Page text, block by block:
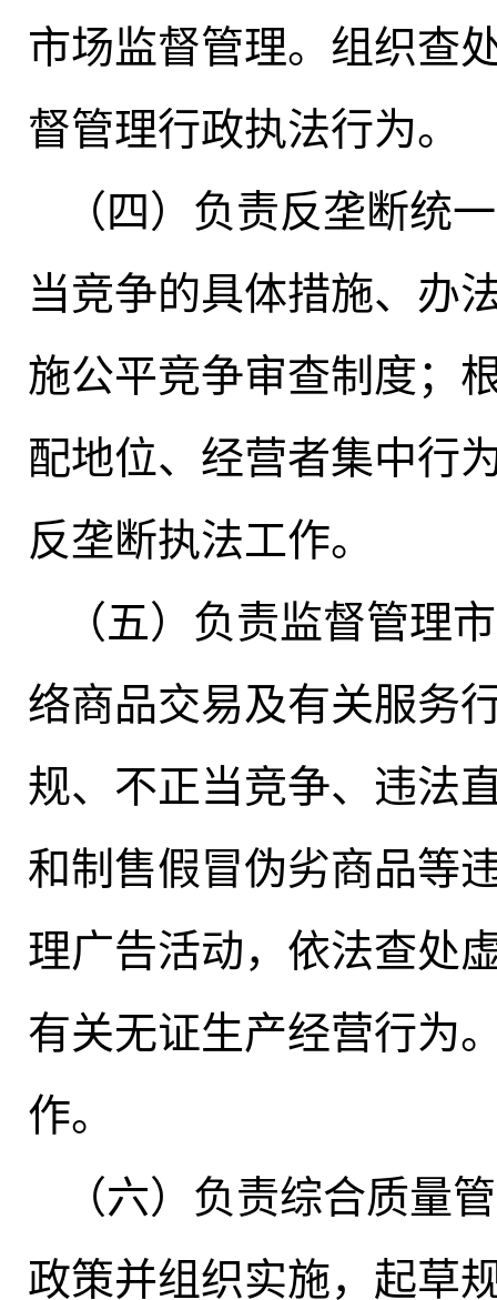
市场监督管理。 组织查
督管理行政执法行为。
（四）负责反垄断统
当竞争的具体措施、办
施公平竞争审查制度；
配地位、经营者集中行
反垄断执法工作。
（五）负责监督管理
络商品交易及有关服务
规、不正当竞争、违法
和制售假冒伪劣商品等
理广告活动， 依法查处
有关无证生产经营行为
作。
（六）负责综合质量
政策并组织实施，起草